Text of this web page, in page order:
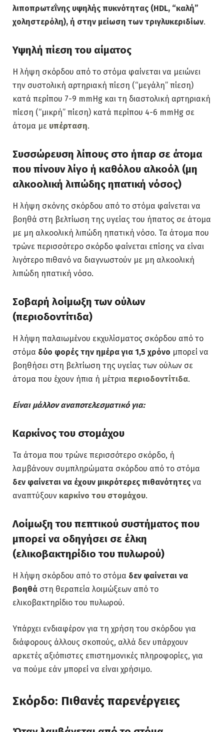
λιποπρωτεΐνης υψηλής πυκνότητας (HDL, “καλή”
χοληστερόλη), ή στην μείωση των τριγλυκεριδίων.
Υψηλή πίεση του αίματος
Η λήψη σκόρδου από το στόμα φαίνεται να μειώνει
την συστολική αρτηριακή πίεση (“μεγάλη” πίεση)
κατά περίπου 7-9 mmHg και τη διαστολική αρτηριακή
πίεση (“μικρή” πίεση) κατά περίπου 4-6 mmHg σε
άτομα με υπέρταση.
Συσσώρευση λίπους στο ήπαρ σε άτομα
που πίνουν λίγο ή καθόλου αλκοόλ (μη
αλκοολική λιπώδης ηπατική νόσος)
Η λήψη σκόνης σκόρδου από το στόμα φαίνεται να
βοηθά στη βελτίωση της υγείας του ήπατος σε άτομα
με μη αλκοολική λιπώδη ηπατική νόσο. Τα άτομα που
τρώνε περισσότερο σκόρδο φαίνεται επίσης να είναι
λιγότερο πιθανό να διαγνωστούν με μη αλκοολική
λιπώδη ηπατική νόσο.
Σοβαρή λοίμωξη των ούλων
(περιοδοντίτιδα)
Η λήψη παλαιωμένου εκχυλίσματος σκόρδου από το
στόμα δύο φορές την ημέρα για 1,5 χρόνο μπορεί να
βοηθήσει στη βελτίωση της υγείας των ούλων σε
άτομα που έχουν ήπια ή μέτρια περιοδοντίτιδα.
Είναι μάλλον αναποτελεσματικό για:
Καρκίνος του στομάχου
Τα άτομα που τρώνε περισσότερο σκόρδο, ή
λαμβάνουν συμπληρώματα σκόρδου από το στόμα
δεν φαίνεται να έχουν μικρότερες πιθανότητες να
αναπτύξουν καρκίνο του στομάχου.
Λοίμωξη του πεπτικού συστήματος που
μπορεί να οδηγήσει σε έλκη
(ελικοβακτηρίδιο του πυλωρού)
Η λήψη σκόρδου από το στόμα δεν φαίνεται να
βοηθά στη θεραπεία λοιμώξεων από το
ελικοβακτηρίδιο του πυλωρού.
Υπάρχει ενδιαφέρον για τη χρήση του σκόρδου για
διάφορους άλλους σκοπούς, αλλά δεν υπάρχουν
αρκετές αξιόπιστες επιστημονικές πληροφορίες, για
να πούμε εάν μπορεί να είναι χρήσιμο.
Σκόρδο: Πιθανές παρενέργειες